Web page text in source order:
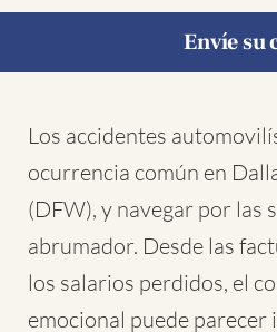
Envíe su
Los accidentes
ocurrencia común en
(DFW), y navegar por las
abrumador. Desde las
los salarios perdidos, el
emocional puede parecer